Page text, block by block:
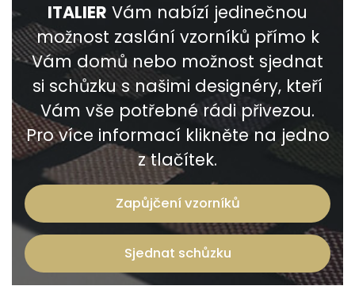
ITALIER Vám nabízí jedinečnou
možnost zaslání vzorníků přímo k
Vám domů nebo možnost sjednat
si schůzku s našimi designéry, kteří
Vám vše potřebné rádi přivezou.
Pro více informací klikněte na jedno
z tlačítek.
Zapůjčení vzorníků
Sjednat schůzku